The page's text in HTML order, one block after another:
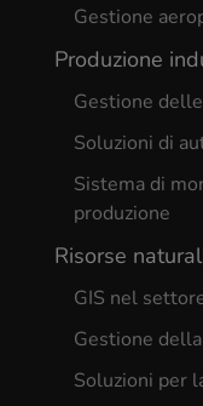
Gestione
Produzione
Gestione
Soluzioni di
Sistema di
produzione
Risorse
GIS nel
Gestione
Soluzioni per